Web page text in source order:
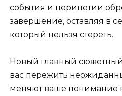
события и перипетии
завершение, оставляя в
который нельзя стереть.
Новый главный сюжетный
вас пережить
меняют ваше понимание